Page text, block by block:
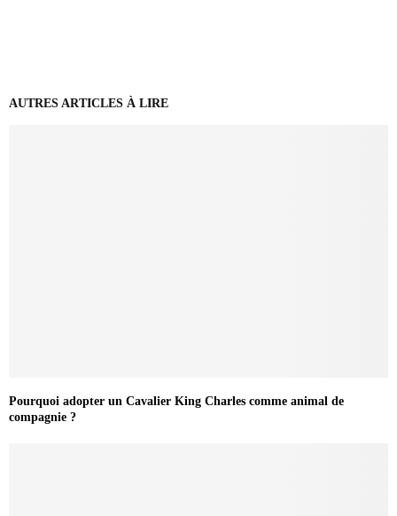
AUTRES ARTICLES À LIRE
Pourquoi adopter un Cavalier King Charles comme animal de
compagnie ?